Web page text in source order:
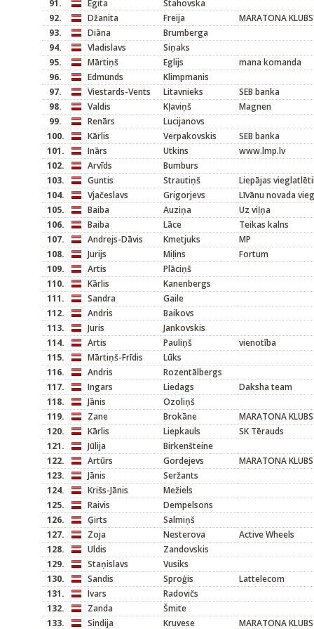
91.
Egita
Stahovska
92.
Džanita Freija
MARATONA KLUBS
93.
Diāna
Brumberga
94.
Vladislavs
Siņaks
95.
Mārtiņš Eglijs
mana komanda
96.
Edmunds
Klimpmanis
97.
Viestards-Vents Litavnieks
SEB banka
98.
Valdis Kļaviņš
Magnen
99.
Renārs
Lucijanovs
100.
Kārlis Verpakovskis
SEB banka
101.
Inārs Utkins
www.lmp.lv
102.
Arvīds
Bumburs
103.
Guntis Strautiņš
Liepājas
104.
Vjačeslavs Grigorjevs
Līvānu novada
105.
Baiba Auziņa
Uz viļņa
106.
Baiba Lāce
Teikas kalns
107.
Andrejs-Dāvis Kmetjuks
MP
108.
Jurijs Miļins
Fortum
109.
Artis
Plāciņš
110.
Kārlis
Kanenbergs
111.
Sandra
Gaile
112.
Andris
Baikovs
113.
Juris
Jankovskis
114.
Artis Pauliņš
vienotība
115.
Mārtiņš-Frīdis
Lūks
116.
Andris
Rozentālbergs
117.
Ingars Liedags
Daksha team
118.
Jānis
Ozoliņš
119.
Zane Brokāne
MARATONA KLUBS
120.
Kārlis Liepkauls
SK Tērauds
121.
Jūlija
Birkenšteine
122.
Artūrs Gordejevs
MARATONA KLUBS
123.
Jānis
Seržants
124.
Krišs-Jānis
Mežiels
125.
Raivis
Dempelsons
126.
Ģirts
Salmiņš
127.
Zoja Nesterova
Active Wheels
128.
Uldis
Zandovskis
129.
Staņislavs
Vusiks
130.
Sandis Sproģis
Lattelecom
131.
Ivars
Radovičs
132.
Zanda
Šmite
133.
Sindija Kruvese
MARATONA KLUBS